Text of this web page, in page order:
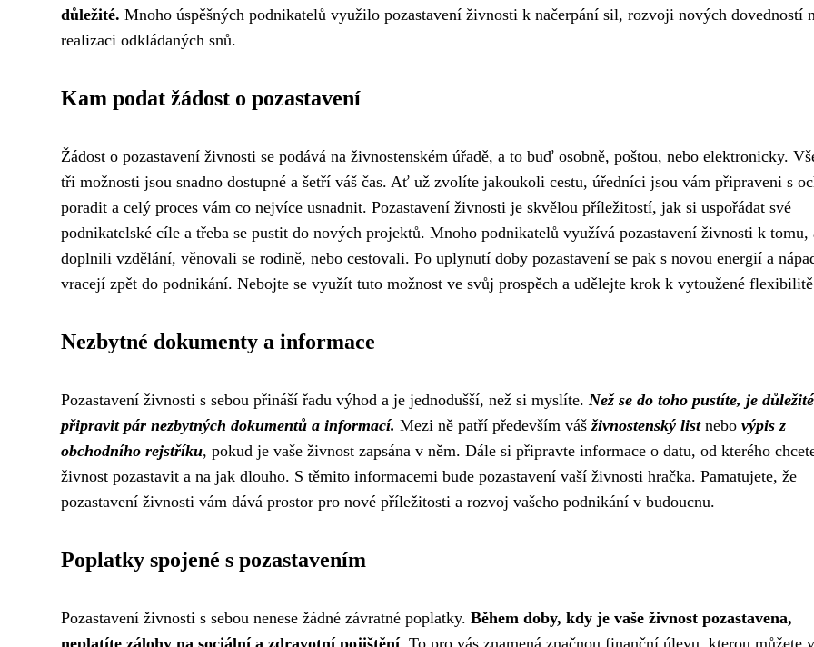
důležité. Mnoho úspěšných podnikatelů využilo pozastavení živnosti k načerpání sil, rozvoji nových dovedností
realizaci odkládaných snů.
Kam podat žádost o pozastavení
Žádost o pozastavení živnosti se podává na živnostenském úřadě, a to buď osobně, poštou, nebo elektronicky.
tři možnosti jsou snadno dostupné a šetří váš čas. Ať už zvolíte jakoukoli cestu, úředníci jsou vám připraveni s
poradit a celý proces vám co nejvíce usnadnit. Pozastavení živnosti je skvělou příležitostí, jak si uspořádat své
podnikatelské cíle a třeba se pustit do nových projektů. Mnoho podnikatelů využívá pozastavení živnosti k tomu,
doplnili vzdělání, věnovali se rodině, nebo cestovali. Po uplynutí doby pozastavení se pak s novou energií a
vracejí zpět do podnikání. Nebojte se využít tuto možnost ve svůj prospěch a udělejte krok k vytoužené
Nezbytné dokumenty a informace
Pozastavení živnosti s sebou přináší řadu výhod a je jednodušší, než si myslíte. Než se do toho pustíte, je
připravit pár nezbytných dokumentů a informací. Mezi ně patří především vášživnostenský listnebo výpis z
obchodního rejstříku, pokud je vaše živnost zapsána v něm. Dále si připravte informace o datu, od kterého
živnost pozastavit a na jak dlouho. S těmito informacemi bude pozastavení vaší živnosti hračka. Pamatujete, že
pozastavení živnosti vám dává prostor pro nové příležitosti a rozvoj vašeho podnikání v budoucnu.
Poplatky spojené s pozastavením
Pozastavení živnosti s sebou nenese žádné závratné poplatky. Během doby, kdy je vaše živnost pozastavena,